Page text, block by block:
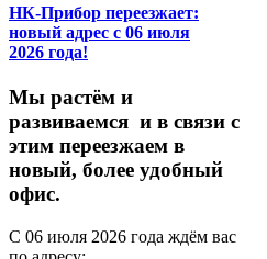
НК-Прибор переезжает:
новый адрес с 06 июля
2026 года!
Мы растём и
развиваемся и в связи с
этим переезжаем в
новый, более удобный
офис.
С 06 июля 2026 года ждём вас